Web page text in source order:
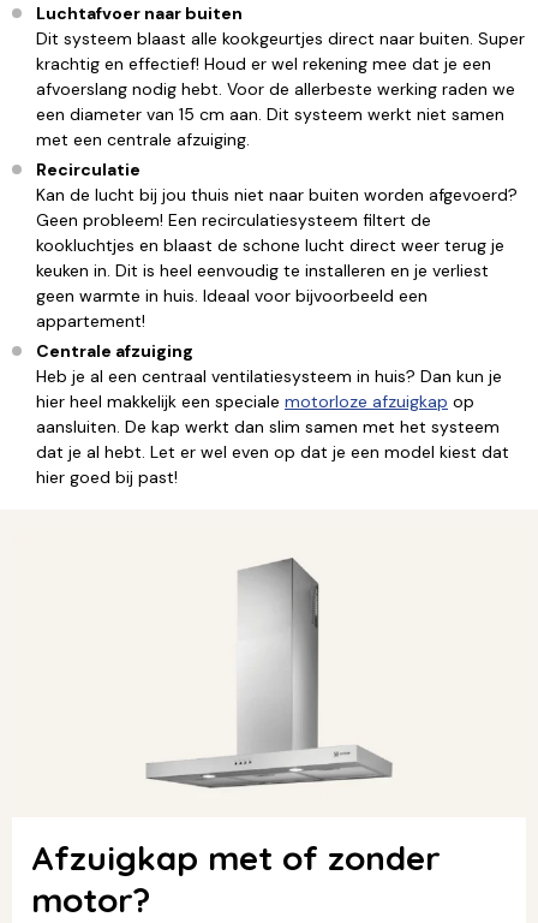
Luchtafvoer naar buiten
Dit systeem blaast alle kookgeurtjes direct naar buiten. Super
krachtig en effectief! Houd er wel rekening mee dat je een
afvoerslang nodig hebt. Voor de allerbeste werking raden we
een diameter van 15 cm aan. Dit systeem werkt niet samen
met een centrale afzuiging.
Recirculatie
Kan de lucht bij jou thuis niet naar buiten worden afgevoerd?
Geen probleem! Een recirculatiesysteem filtert de
kookluchtjes en blaast de schone lucht direct weer terug je
keuken in. Dit is heel eenvoudig te installeren en je verliest
geen warmte in huis. Ideaal voor bijvoorbeeld een
appartement!
Centrale afzuiging
Heb je al een centraal ventilatiesysteem in huis? Dan kun je
hier heel makkelijk een speciale motorloze afzuigkap op
aansluiten. De kap werkt dan slim samen met het systeem
dat je al hebt. Let er wel even op dat je een model kiest dat
hier goed bij past!
Afzuigkap met of zonder
motor?